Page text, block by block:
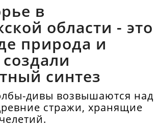
в
области - это
природа и
синтез
дивы возвышаются над
стражи, хранящие